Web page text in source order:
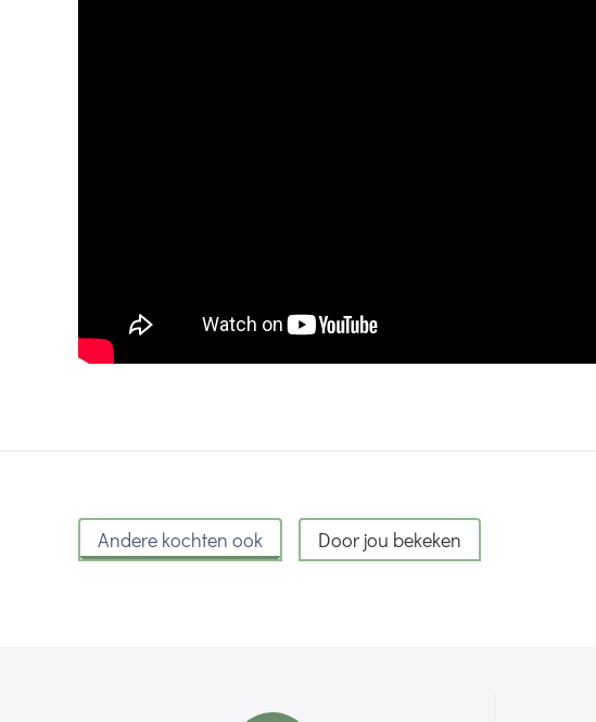
Andere kochten ook Door jou bekeken